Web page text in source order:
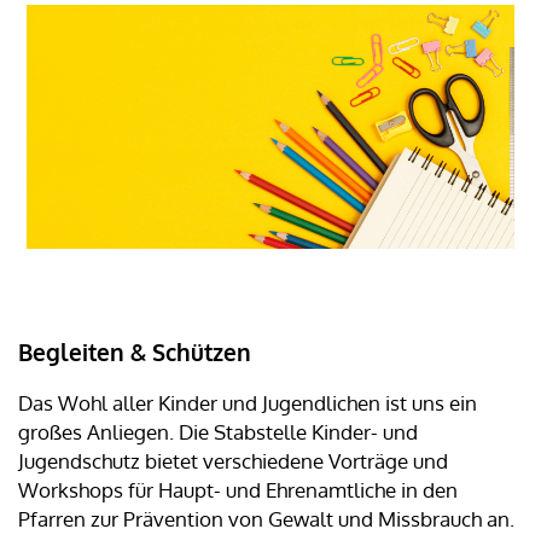
Begleiten & Schützen
Das Wohl aller Kinder und Jugendlichen ist uns ein
großes Anliegen. Die Stabstelle Kinder- und
Jugendschutz bietet verschiedene Vorträge und
Workshops für Haupt- und Ehrenamtliche in den
Pfarren zur Prävention von Gewalt und Missbrauch an.